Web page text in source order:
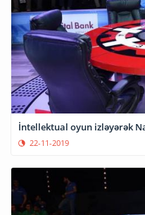
İntellektual oyun izləyərək
22-11-2019